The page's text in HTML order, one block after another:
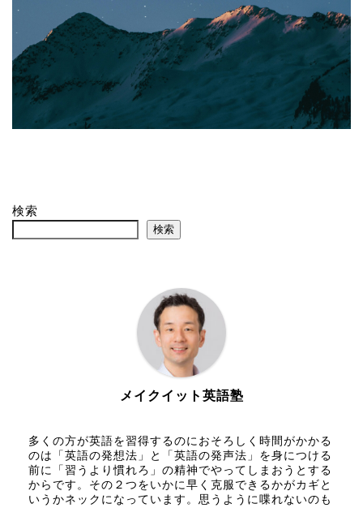
検索
検索
メイクイット英語塾
多くの方が英語を習得するのにおそろしく時間がかかる
のは「英語の発想法」と「英語の発声法」を身につける
前に「習うより慣れろ」の精神でやってしまおうとする
からです。その２つをいかに早く克服できるかがカギと
いうかネックになっています。思うように喋れないのも